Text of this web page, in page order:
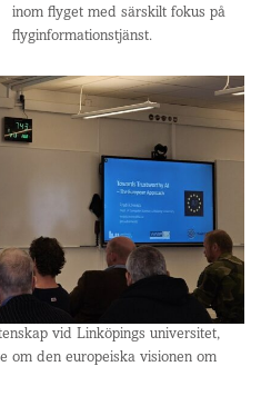
inom flyget med särskilt fokus på
flyginformationstjänst.
vid Linköpings universitet,
om den europeiska visionen om